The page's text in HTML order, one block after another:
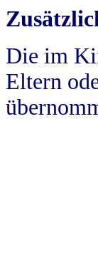
Die im
Eltern